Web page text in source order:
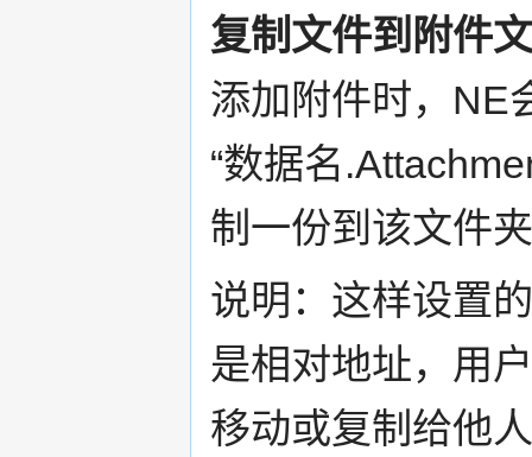
复制文件到附件
添加附件时，NE
“数据名
制一份到该文件
说明：这样设置
是相对地址，用
移动或复制给他